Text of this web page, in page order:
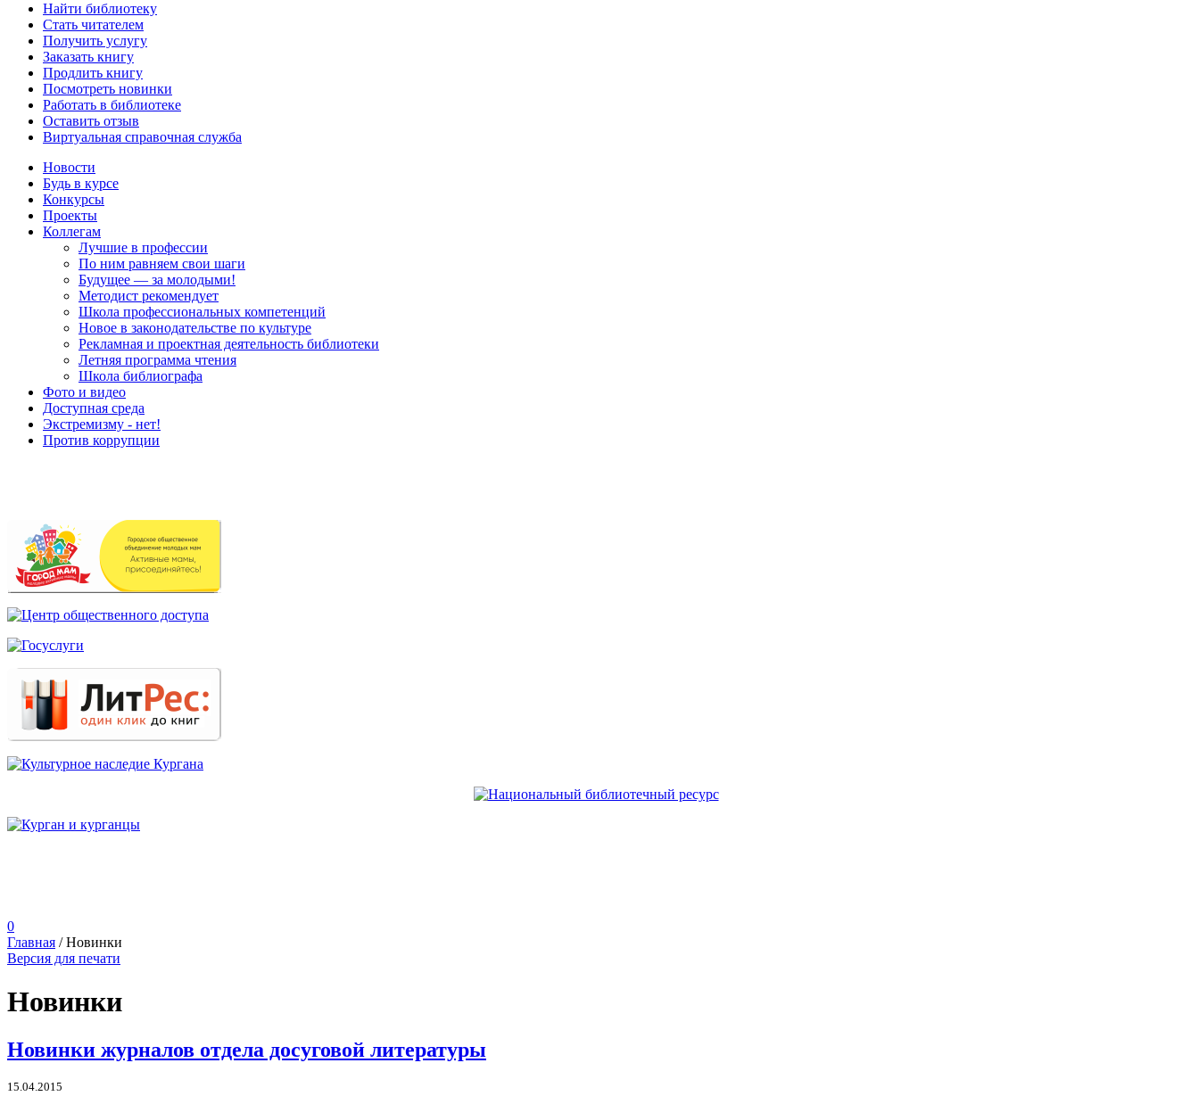
Найти библиотеку
Стать читателем
Получить услугу
Заказать книгу
Продлить книгу
Посмотреть новинки
Работать в библиотеке
Оставить отзыв
Виртуальная справочная служба
Новости
Будь в курсе
Конкурсы
Проекты
Коллегам
Лучшие в профессии
По ним равняем свои шаги
Будущее — за молодыми!
Методист рекомендует
Школа профессиональных компетенций
Новое в законодательстве по культуре
Рекламная и проектная деятельность библиотеки
Летняя программа чтения
Школа библиографа
Фото и видео
Доступная среда
Экстремизму - нет!
Против коррупции
0
Главная /Новинки
Версия для печати
Новинки
Новинки журналов отдела досуговой литературы
15.04.2015